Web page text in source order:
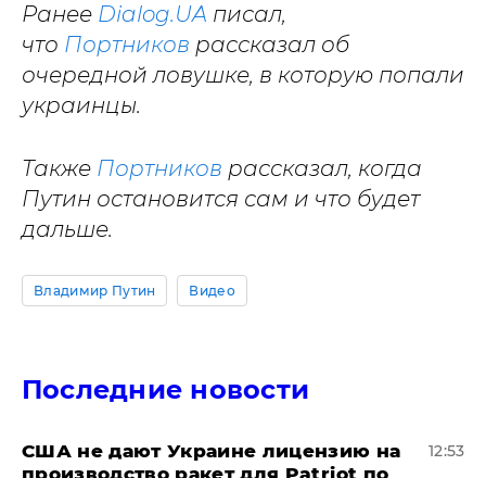
Ранее Dialog.UA писал,
что Портников рассказал об
очередной ловушке, в которую попали
украинцы.
Также Портников рассказал, когда
Путин остановится сам и что будет
дальше.
Владимир Путин Видео
Последние новости
США не дают Украине лицензию на
12:53